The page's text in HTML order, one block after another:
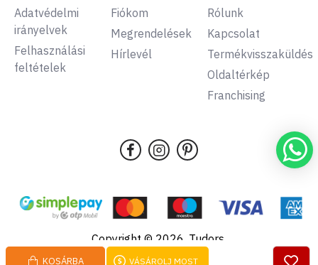
KOSÁRBA VÁSÁROLJ MOST
Adatvédelmi
irányelvek
Felhasználási
feltételek
Fiókom
Megrendelések
Hírlevél
Rólunk
Kapcsolat
Termékvisszaküldés
Oldaltérkép
Franchising
Copyright © 2026, Tudors,
Minden jog fenntartva.